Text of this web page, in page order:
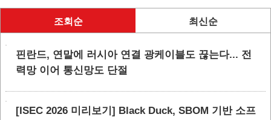
조회순 최신순
핀란드, 연말에 러시아 연결 광케이블도 끊는다... 전
력망 이어 통신망도 단절
[ISEC 2026 미리보기] Black Duck, SBOM 기반 소프